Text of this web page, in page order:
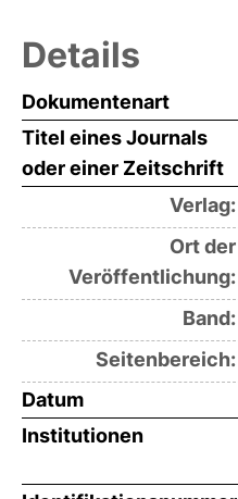
Details
Dokumentenart
Titel eines Journals
oder einer Zeitschrift
Verlag:
Ort der
Veröffentlichung:
Band:
Seitenbereich:
Datum
Institutionen